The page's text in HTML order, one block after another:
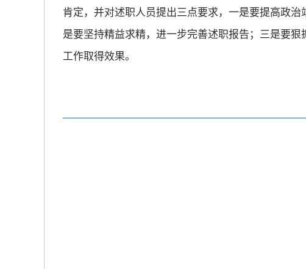
肯定，并对述职人员提出三点要求，一是要提高政
是要坚持精益求精，进一步完善述职报告；三是要
工作取得效果。